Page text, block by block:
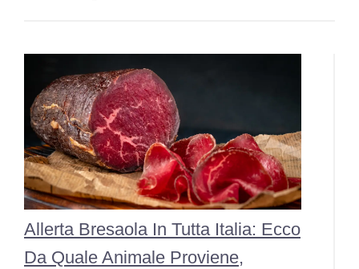
Allerta Bresaola In Tutta Italia: Ecco
Da Quale Animale Proviene,